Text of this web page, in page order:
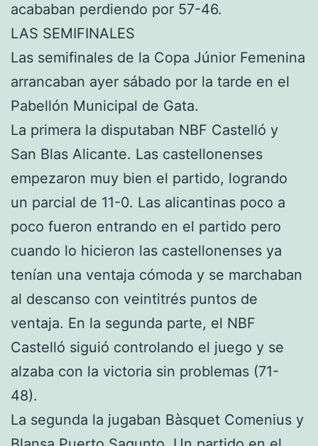
acababan perdiendo por 57-46.
LAS SEMIFINALES
Las semifinales de la Copa Júnior Femenina
arrancaban ayer sábado por la tarde en el
Pabellón Municipal de Gata.
La primera la disputaban NBF Castelló y
San Blas Alicante. Las castellonenses
empezaron muy bien el partido, logrando
un parcial de 11-0. Las alicantinas poco a
poco fueron entrando en el partido pero
cuando lo hicieron las castellonenses ya
tenían una ventaja cómoda y se marchaban
al descanso con veintitrés puntos de
ventaja. En la segunda parte, el NBF
Castelló siguió controlando el juego y se
alzaba con la victoria sin problemas (71-
48).
La segunda la jugaban Bàsquet Comenius y